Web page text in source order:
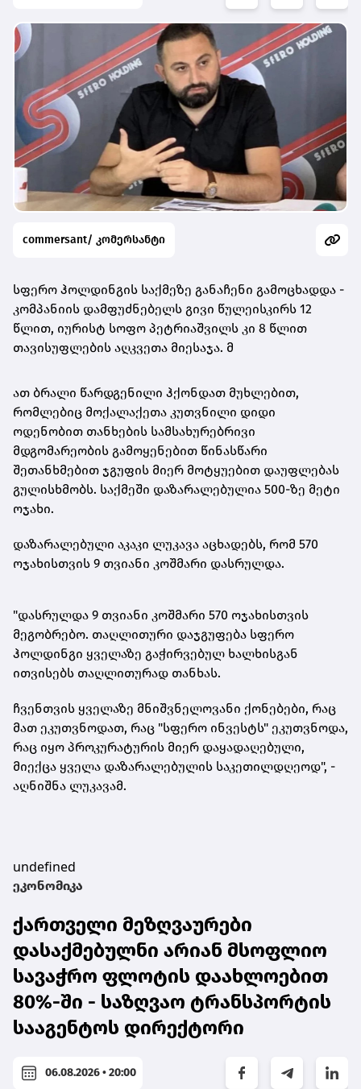
commersant/ კომერსანტი
სფერო ჰოლდინგის საქმეზე განაჩენი გამოცხადდა -
კომპანიის დამფუძნებელს გივი წულეისკირს 12
წლით, იურისტ სოფო პეტრიაშვილს კი 8 წლით
თავისუფლების აღკვეთა მიესაჯა. მ
ათ ბრალი წარდგენილი ჰქონდათ მუხლებით,
რომლებიც მოქალაქეთა კუთვნილი დიდი
ოდენობით თანხების სამსახურებრივი
მდგომარეობის გამოყენებით წინასწარი
შეთანხმებით ჯგუფის მიერ მოტყუებით დაუფლებას
გულისხმობს. საქმეში დაზარალებულია 500-ზე მეტი
ოჯახი.
დაზარალებული აკაკი ლუკავა აცხადებს, რომ 570
ოჯახისთვის 9 თვიანი კოშმარი დასრულდა.
"დასრულდა 9 თვიანი კოშმარი 570 ოჯახისთვის
მეგობრებო. თაღლითური დაჯგუფება სფერო
ჰოლდინგი ყველაზე გაჭირვებულ ხალხისგან
ითვისებს თაღლითურად თანხას.
ჩვენთვის ყველაზე მნიშვნელოვანი ქონებები, რაც
მათ ეკუთვნოდათ, რაც "სფერო ინვესტს" ეკუთვნოდა,
რაც იყო პროკურატურის მიერ დაყადაღებული,
მიექცა ყველა დაზარალებულის საკეთილდღეოდ", -
აღნიშნა ლუკავამ.
undefined
ეკონომიკა
ქართველი მეზღვაურები
დასაქმებულნი არიან მსოფლიო
სავაჭრო ფლოტის დაახლოებით
80%-ში - საზღვაო ტრანსპორტის
სააგენტოს დირექტორი
06.08.2026 • 20:00